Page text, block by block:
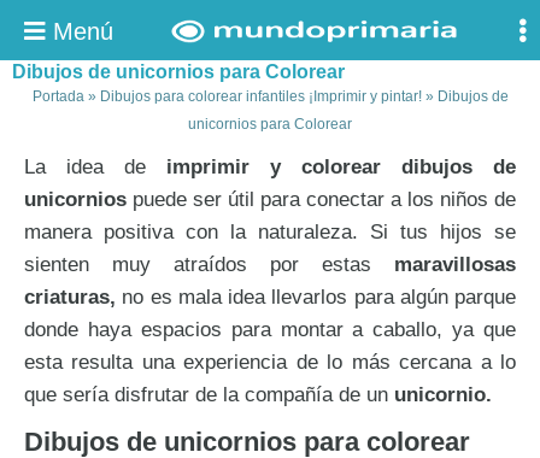
Menú
Dibujos de unicornios para Colorear
Portada» Dibujos para colorear infantiles ¡Imprimir y pintar!» Dibujos de
unicornios para Colorear
La idea de imprimir y colorear dibujos de
unicornios puede ser útil para conectar a los niños de
manera positiva con la naturaleza. Si tus hijos se
sienten muy atraídos por estas maravillosas
criaturas, no es mala idea llevarlos para algún parque
donde haya espacios para montar a caballo, ya que
esta resulta una experiencia de lo más cercana a lo
que sería disfrutar de la compañía de un unicornio.
Dibujos de unicornios para colorear